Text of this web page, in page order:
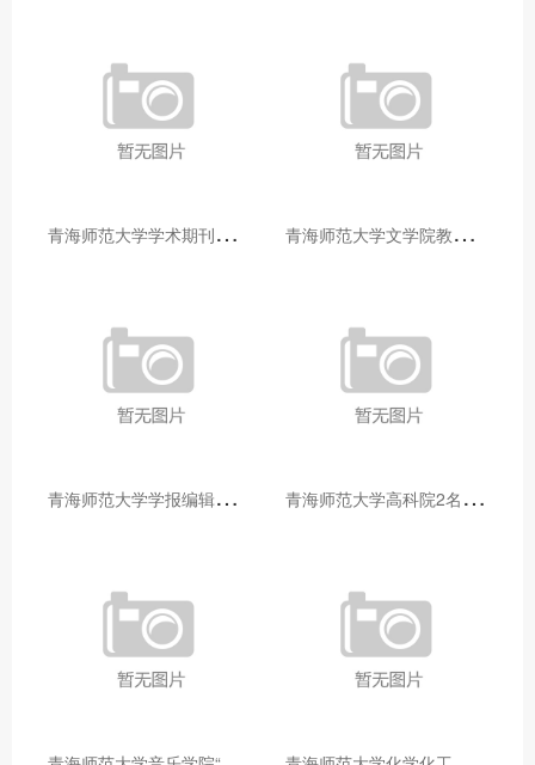
青
海师范大学学术期刊两个专栏入选2025年青海省期刊重点专栏 青
海师范大学文学院教师赴山东省相关高校和学术机构交流学习
青
海师范大学学报编辑部赴大通县城关镇上毛佰胜村开展帮扶慰问活动 青
海师范大学高科院2名专家当选中国科学院院士